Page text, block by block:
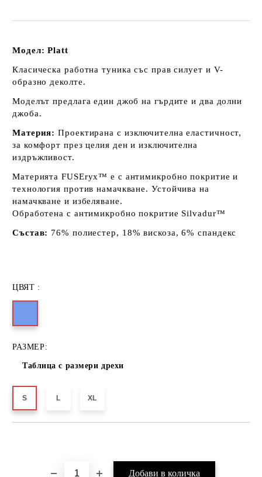
Модел: Platt
Класическа работна туника със прав силует и V-
образно деколте.
Моделът предлага един джоб на гърдите и два долни
джоба.
Материя: Проектирана с изключителна еластичност,
за комфорт през целия ден и изключителна
издръжливост.
Материята FUSEryx™ е с антимикробно покритие и
технология против намачкване. Устойчива на
намачкване и избеляване.
Обработена с антимикробно покритие Silvadur™
Състав: 76% полиестер, 18% вискоза, 6% спандекс
ЦВЯТ :
РАЗМЕР:
Таблица с размери дрехи
S L XL